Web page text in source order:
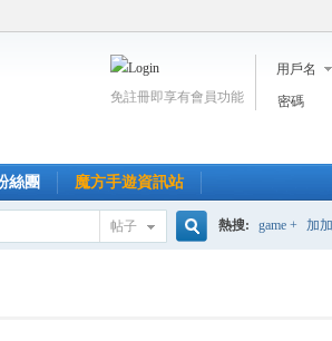
用戶名
密碼
免註冊即享有會員功能
絲團 魔方手遊資訊站
帖子 熱搜: game + 加加